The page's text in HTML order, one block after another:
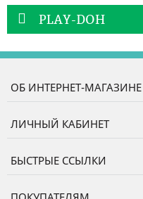
PLAY-DOH
ОБ ИНТЕРНЕТ-МАГАЗИНЕ
ЛИЧНЫЙ КАБИНЕТ
БЫСТРЫЕ ССЫЛКИ